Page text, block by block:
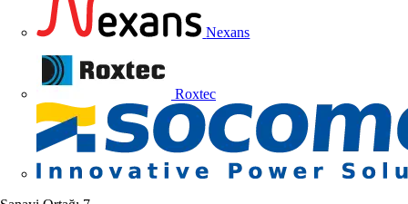
Nexans
Roxtec